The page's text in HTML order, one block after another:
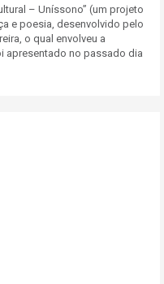
– Uníssono” (um projeto
e poesia, desenvolvido pelo
o qual envolveu a
apresentado no passado dia